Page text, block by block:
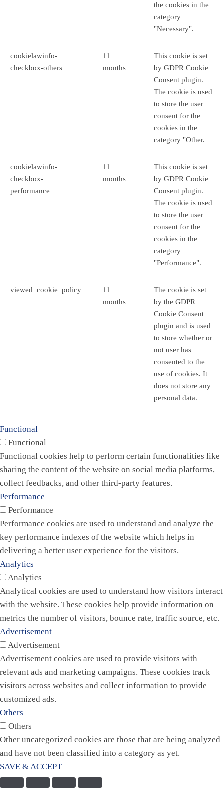
the cookies in the
category
"Necessary".
cookielawinfo-
checkbox-others
11
months
This cookie is set
by GDPR Cookie
Consent plugin.
The cookie is used
to store the user
consent for the
cookies in the
category "Other.
cookielawinfo-
checkbox-
performance
11
months
This cookie is set
by GDPR Cookie
Consent plugin.
The cookie is used
to store the user
consent for the
cookies in the
category
"Performance".
viewed_cookie_policy
11
months
The cookie is set
by the GDPR
Cookie Consent
plugin and is used
to store whether or
not user has
consented to the
use of cookies. It
does not store any
personal data.
Functional
Functional
Functional cookies help to perform certain functionalities like
sharing the content of the website on social media platforms,
collect feedbacks, and other third-party features.
Performance
Performance
Performance cookies are used to understand and analyze the
key performance indexes of the website which helps in
delivering a better user experience for the visitors.
Analytics
Analytics
Analytical cookies are used to understand how visitors interact
with the website. These cookies help provide information on
metrics the number of visitors, bounce rate, traffic source, etc.
Advertisement
Advertisement
Advertisement cookies are used to provide visitors with
relevant ads and marketing campaigns. These cookies track
visitors across websites and collect information to provide
customized ads.
Others
Others
Other uncategorized cookies are those that are being analyzed
and have not been classified into a category as yet.
SAVE & ACCEPT